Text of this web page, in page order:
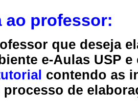
ao professor:
que deseja
e-Aulas USP
contendo as
processo de